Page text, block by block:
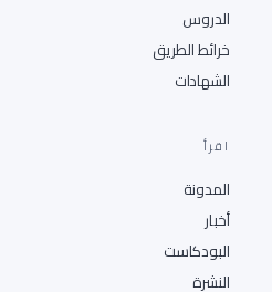
الدروس
خرائط الطريق
الشهادات
اقرأ
المدونة
أخبار
البودكاست
النشرة